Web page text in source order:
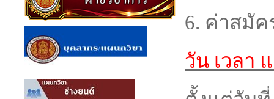
6. ค่าสมั
วัน เวลา